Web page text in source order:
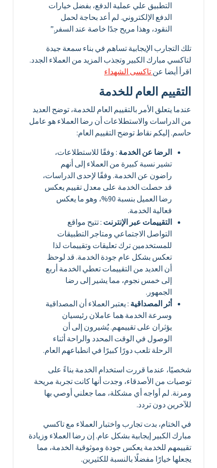
التطبيق علي عملية الدفع، بفضل خيارات
الدفع الإلكتروني. لم أعد بحاجة لحمل
النقود، وهذا مريح جدًا خاصة عند السفر.”
تلك التجارب الإيجابية تساهم في بناء سمعة جيدة
لتاكسي مبارك الكبير وتجذب المزيد من العملاء الجدد.
اقرأ أيضا عنتاكسى الشهداء
التقييم العام للخدمة
عندما يتعلق الأمر بالتقييم العام للخدمة، توضح العديد
من الدراسات والاستطلاعات أن رضا العملاء هو عامل
حاسم. إليكم نقاط توضح التقييم العام:
الرضا عن الخدمة: وفقًا للاستطلاعات،
تشير نسبة كبيرة من العملاء إلى أنهم
راضون عن الخدمة. وفقًا لإحدى الدراسات،
قد حصلت الخدمة على معدل تقييم يعكس
رضا العميل بنسبة 90%، وهو ما يعكس
فعالية الخدمة.
التقييمات عبر الإنترنت: تتيح مواقع
التواصل الاجتماعي ومتاجر التطبيقات
للمستخدمين ترك تعليقات وتقييمات لذا
تعكس بشكل عام جودة الخدمة. قد لوحظ
أن العديد من التقييمات تعطي الخدمة أربع
إلى خمس نجوم، مما يشير إلى رضا
الجمهور.
أثر المصداقية: يعتبر العملاء أن المصداقية
وسرعة الخدمة هما عاملان رئيسيان
يؤثران على تقييمهم. يُشيرون إلى أن
الوصول في الوقت المحدد والراحة أثناء
الرحلة تلعب دورًا كبيرًا في انطباعهم العام.
شخصيًا، عندما قررت استخدام الخدمة بناءً على
توصيات من الأصدقاء، وجدت أنها كانت تجربة مريحة
ومرنة. لم أواجه أي مشكلة، مما جعلني أوصي بها
للآخرين دون تردد.
في الختام، بدت تجارب واختبار العملاء مع تاكسي
مبارك الكبير إيجابية بشكل عام. إن رضا العملاء وزيادة
تقييمهم للخدمة يعكس جودة وموثوقية الخدمة، مما
يجعلها خيارًا مفضلًا بالنسبة للكثيرين.